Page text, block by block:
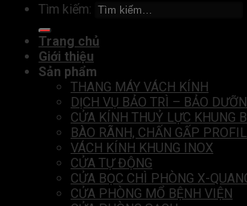
Tìm kiếm:
Trang chủ
Giới thiệu
Sản phẩm
THANG MÁY VÁCH KÍNH
DỊCH VỤ BẢO TRÌ – BẢO
CỬA KÍNH THUỶ LỰC KHUNG
BÀO RÃNH, CHẤN GẤP
VÁCH KÍNH KHUNG INOX
CỬA TỰ ĐỘNG
CỬA BỌC CHÌ PHÒNG X-
CỬA PHÒNG MỔ BỆNH VIỆN